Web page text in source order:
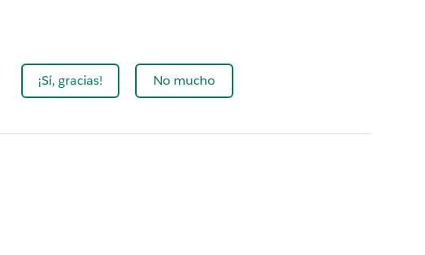
¡Sí, gracias! No mucho